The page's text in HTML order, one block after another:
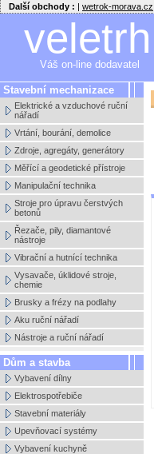
Další obchody : | wetrok-morava.cz
veletrh
Váš on-line dodavatel
Stavební mechanizace
Elektrické a vzduchové ruční
nářadí
Vrtání, bourání, demolice
Zdroje, agregáty, generátory
Měřící a geodetické přístroje
Manipulační technika
Stroje pro úpravu čerstvých
betonů
Řezače, pily, diamantové
nástroje
Vibrační a hutnící technika
Vysavače, úklidové stroje,
chemie
Brusky a frézy na podlahy
Aku ruční nářadí
Nástroje a ruční nářadí
Dům a stavba
Vybavení dílny
Elektrospotřebiče
Stavební materiály
Upevňovací systémy
Vybavení kuchyně